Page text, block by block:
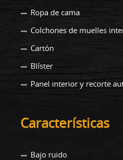
Ropa de cama
Colchones de muelles
Cartón
Blíster
Panel interior y recorte
Características
Bajo ruido